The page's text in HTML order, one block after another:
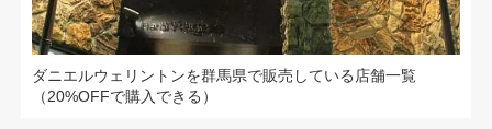
ダニエルウェリントンを群馬県で販売している店舗一覧
（20%OFFで購入できる）